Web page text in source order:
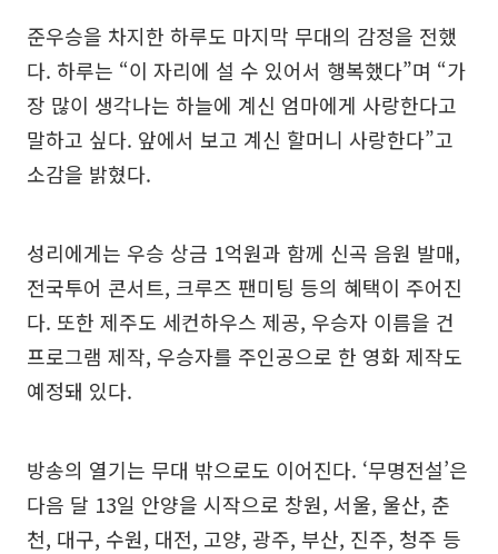
준우승을 차지한 하루도 마지막 무대의 감정을 전했
다. 하루는 “이 자리에 설 수 있어서 행복했다”며 “가
장 많이 생각나는 하늘에 계신 엄마에게 사랑한다고
말하고 싶다. 앞에서 보고 계신 할머니 사랑한다”고
소감을 밝혔다.
성리에게는 우승 상금 1억원과 함께 신곡 음원 발매,
전국투어 콘서트, 크루즈 팬미팅 등의 혜택이 주어진
다. 또한 제주도 세컨하우스 제공, 우승자 이름을 건
프로그램 제작, 우승자를 주인공으로 한 영화 제작도
예정돼 있다.
방송의 열기는 무대 밖으로도 이어진다. ‘무명전설’은
다음 달 13일 안양을 시작으로 창원, 서울, 울산, 춘
천, 대구, 수원, 대전, 고양, 광주, 부산, 진주, 청주 등